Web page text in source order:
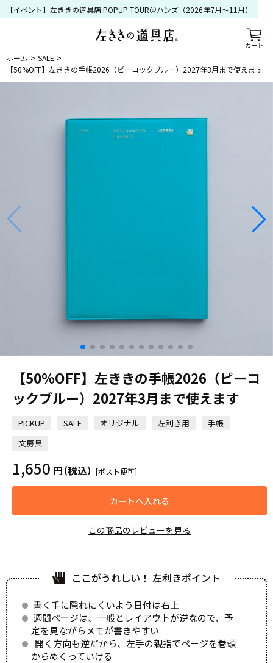
カート
【イベント】左ききの道具店 POPUP TOUR＠ハンズ（2026年7月〜11月）
ホーム
SALE
【50%OFF】左ききの手帳2026（ピーコックブルー）2027年3月まで使えます
ここがうれしい！ 左利きポイント
書く手に隠れにくいよう日付は右上
週間ページは、一般とレイアウトが逆なので、予
定を見ながらメモが書きやすい
開く方向も逆だから、左手の親指でページを巻頭
からめくっていける
【50%OFF】左ききの手帳2026（ピーコ
ックブルー）2027年3月まで使えます
PICKUP SALE オリジナル 左利き用
手帳
文房具
1,650 円（税込）[ポスト便可]
カートへ入れる
この商品のレビューを見る